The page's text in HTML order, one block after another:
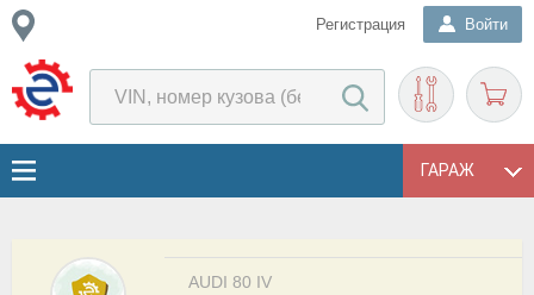
Регистрация Войти
ГАРАЖ
AUDI 80 IV